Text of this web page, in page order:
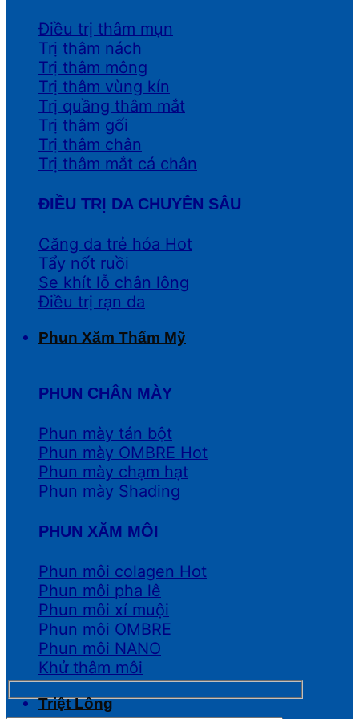
Điều trị thâm mụn
Trị thâm nách
Trị thâm mông
Trị thâm vùng kín
Trị quầng thâm mắt
Trị thâm gối
Trị thâm chân
Trị thâm mắt cá chân
ĐIỀU TRỊ DA CHUYÊN SÂU
Căng da trẻ hóa
Tẩy nốt ruồi
Se khít lỗ chân lông
Điều trị rạn da
Phun Xăm Thẩm Mỹ
PHUN CHÂN MÀY
Phun mày tán bột
Phun mày OMBRE
Phun mày chạm hạt
Phun mày Shading
PHUN XĂM MÔI
Phun môi colagen
Phun môi pha lê
Phun môi xí muội
Phun môi OMBRE
Phun môi NANO
Khử thâm môi
Triệt Lông